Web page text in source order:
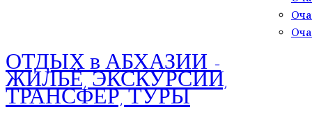
ОТДЫХ в АБХАЗИИ -
ЖИЛЬЁ, ЭКСКУРСИИ,
ТРАНСФЕР, ТУРЫ